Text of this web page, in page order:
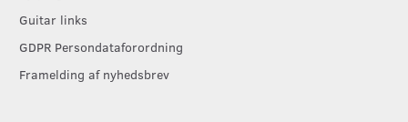
Guitar links
GDPR Persondataforordning
Framelding af nyhedsbrev